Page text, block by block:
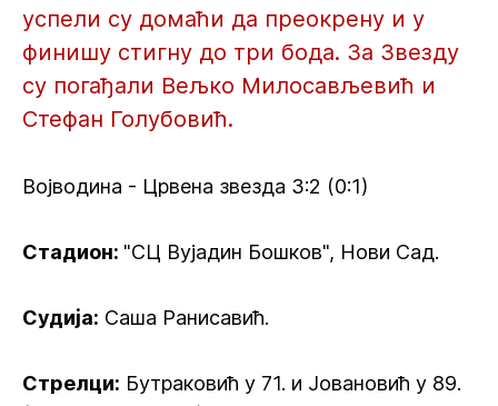
успели су домаћи да преокрену и у
финишу стигну до три бода. За Звезду
су погађали Вељко Милосављевић и
Стефан Голубовић.
Војводина - Црвена звезда 3:2 (0:1)
Стадион: "СЦ Вујадин Бошков", Нови Сад.
Судија: Саша Ранисавић.
Стрелци: Бутраковић у 71. и Јовановић у 89.